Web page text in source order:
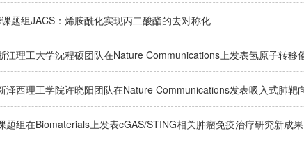
题组JACS：烯胺酰化实现丙二酸酯的去对称化
题组在Biomaterials上发表cGAS/STING相关肿瘤免疫治疗研究新成果